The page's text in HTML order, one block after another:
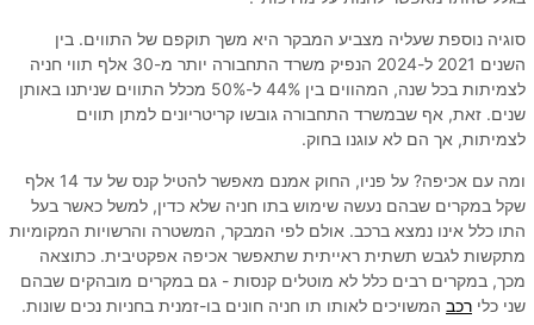
סוגיה נוספת שעליה מצביע המבקר היא משך תוקפם של התווים. בין
השנים 2021 ל-2024 הנפיק משרד התחבורה יותר מ-30 אלף תווי חניה
לצמיתות בכל שנה, המהווים בין 44% ל-50% מכלל התווים שניתנו באותן
שנים. זאת, אף שבמשרד התחבורה גובשו קריטריונים למתן תווים
לצמיתות, אך הם לא עוגנו בחוק.
ומה עם אכיפה? על פניו, החוק אמנם מאפשר להטיל קנס של עד 14 אלף
שקל במקרים שבהם נעשה שימוש בתו חניה שלא כדין, למשל כאשר בעל
התו כלל אינו נמצא ברכב. אולם לפי המבקר, המשטרה והרשויות המקומיות
מתקשות לגבש תשתית ראייתית שתאפשר אכיפה אפקטיבית. כתוצאה
מכך, במקרים רבים כלל לא מוטלים קנסות - גם במקרים מובהקים שבהם
שני כלי רכב המשויכים לאותו תו חניה חונים בו-זמנית בחניות נכים שונות.